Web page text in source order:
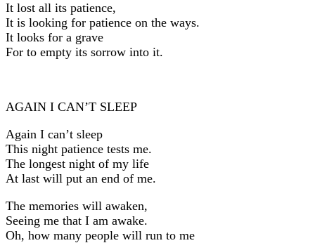
It lost all its patience,
It is looking for patience on the ways.
It looks for a grave
For to empty its sorrow into it.
AGAIN I CAN’T SLEEP
Again I can’t sleep
This night patience tests me.
The longest night of my life
At last will put an end of me.
The memories will awaken,
Seeing me that I am awake.
Oh, how many people will run to me